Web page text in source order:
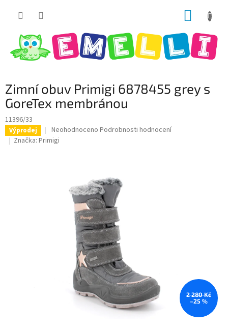
Zimní obuv Primigi 6878455 grey s
GoreTex membránou
11396/33
Výprodej
Průměrné
hodnocení
hvězdiček.
Neohodnoceno Podrobnosti hodnocení
Značka: Primigi
2 280 Kč
–25 %